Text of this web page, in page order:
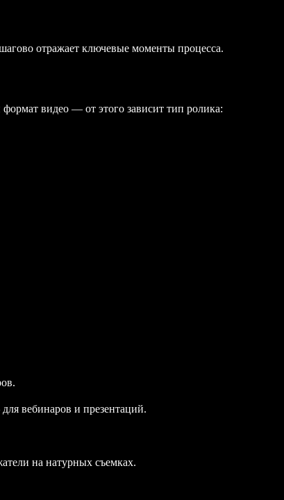
отражает ключевые моменты процесса.
формат видео — от этого зависит тип ролика:
вебинаров и презентаций.
на натурных съемках.